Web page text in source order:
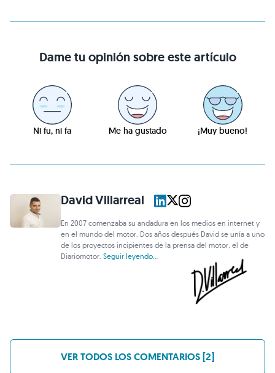
Dame tu opinión sobre este artículo
Ni fu, ni fa Me ha gustado ¡Muy bueno!
David Villarreal
En 2007 comenzaba su andadura en los medios en internet y
en el mundo del motor. Dos años después David se unía a uno
de los proyectos incipientes de la prensa del motor, el de
Diariomotor.Seguir leyendo...
VER TODOS LOS COMENTARIOS [2]